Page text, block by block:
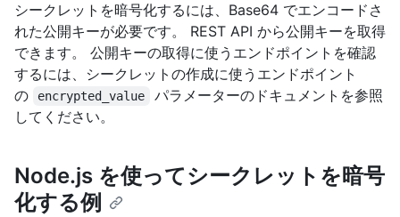
シークレットを暗号化するには、Base64 でエンコードさ
れた公開キーが必要です。 REST API から公開キーを取得
できます。 公開キーの取得に使うエンドポイントを確認
するには、シークレットの作成に使うエンドポイント
の
encrypted_value
パラメーターのドキュメントを参照
してください。
Node.js を使ってシークレットを暗号
化する例